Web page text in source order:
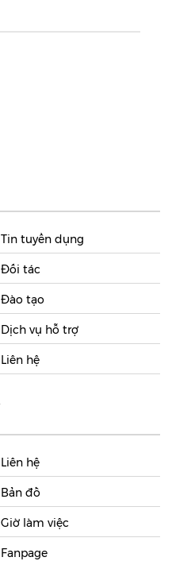
Tin tuyển dụng
Đối tác
Đào tạo
Dịch vụ hỗ trợ
Liên hệ
Liên hệ
Bản đồ
Giờ làm việc
Fanpage